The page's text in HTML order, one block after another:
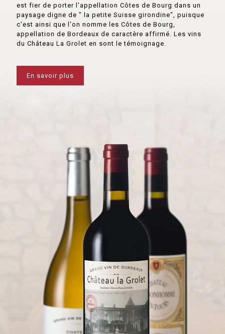
est fier de porter l'appellation Côtes de Bourg dans un
paysage digne de " la petite Suisse girondine", puisque
c'est ainsi que l'on nomme les Côtes de Bourg,
appellation de Bordeaux de caractère affirmé. Les vins
du Château La Grolet en sont le témoignage.
En savoir plus